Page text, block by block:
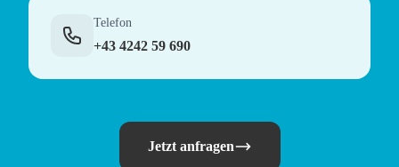
Telefon
+43 4242 59 690
Jetzt anfragen